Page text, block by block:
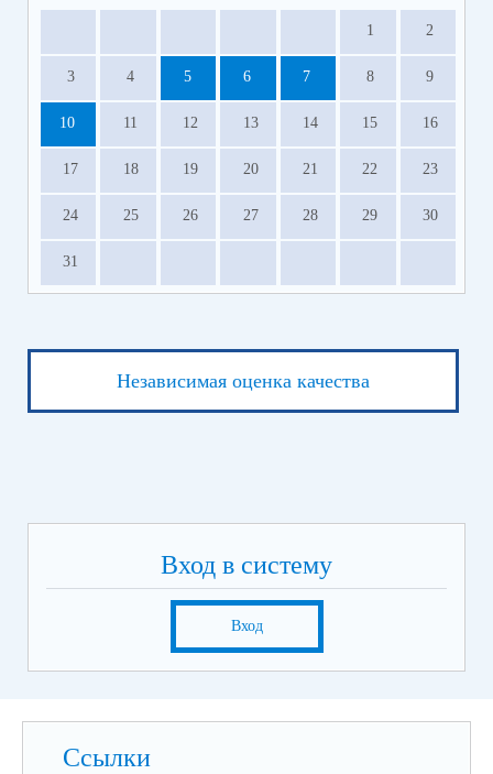
1 2
3 4 5 6 7 8 9
10 11 12 13 14 15 16
17 18 19 20 21 22 23
24 25 26 27 28 29 30
31
Независимая оценка качества
Вход в систему
Вход
Ссылки